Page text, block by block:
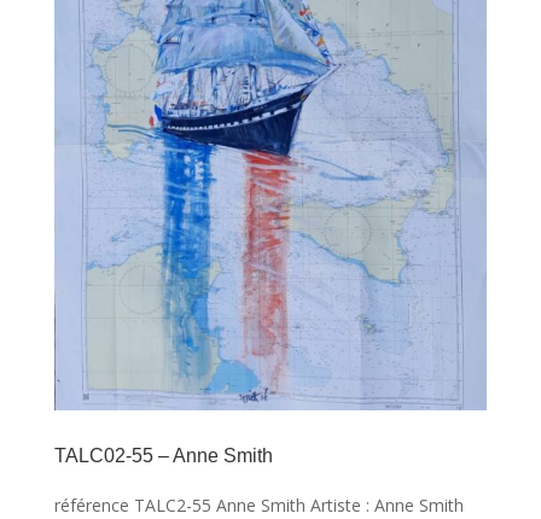
TALC02-55 – Anne Smith
référence TALC2-55 Anne Smith Artiste : Anne Smith